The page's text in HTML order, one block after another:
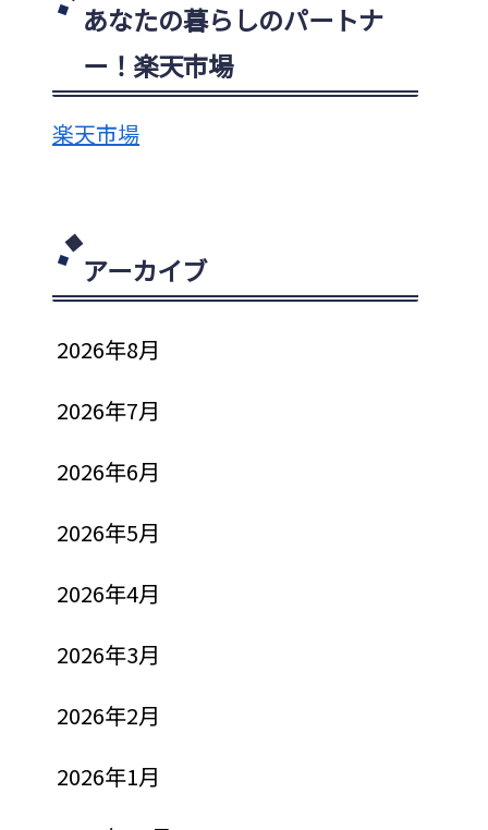
あなたの暮らしのパートナ
ー！楽天市場
楽天市場
アーカイブ
2026年8月
2026年7月
2026年6月
2026年5月
2026年4月
2026年3月
2026年2月
2026年1月